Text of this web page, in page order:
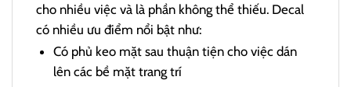
cho nhiều việc và là phần không thể thiếu. Decal
có nhiều ưu điểm nổi bật như:
Có phủ keo mặt sau thuận tiện cho việc dán
lên các bề mặt trang trí